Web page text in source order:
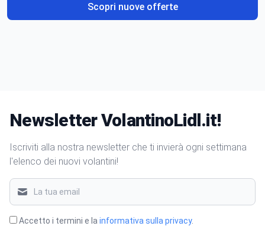
Scopri nuove offerte
Newsletter VolantinoLidl.it!
Iscriviti alla nostra newsletter che ti invierà ogni settimana
l'elenco dei nuovi volantini!
Accetto i termini e la informativa sulla privacy.